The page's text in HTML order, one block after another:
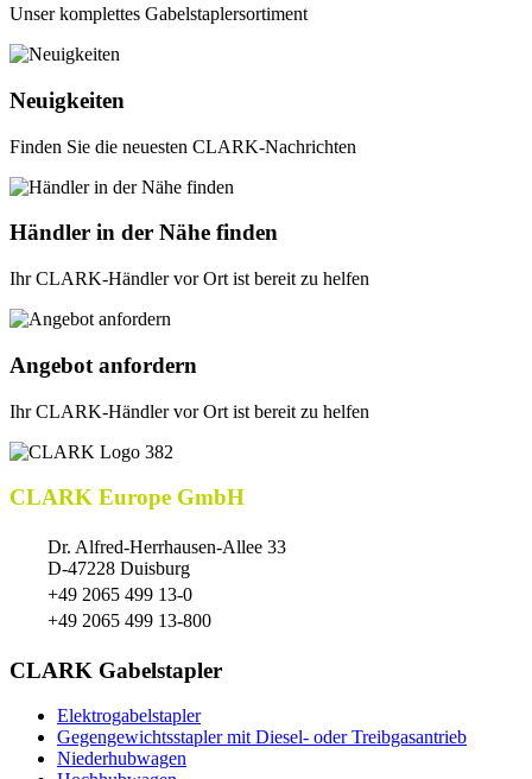
Unser komplettes Gabelstaplersortiment
Neuigkeiten
Finden Sie die neuesten CLARK-Nachrichten
Händler in der Nähe finden
Ihr CLARK-Händler vor Ort ist bereit zu helfen
Angebot anfordern
Ihr CLARK-Händler vor Ort ist bereit zu helfen
CLARK Europe GmbH
Dr. Alfred-Herrhausen-Allee 33
D-47228 Duisburg
+49 2065 499 13-0
+49 2065 499 13-800
CLARK Gabelstapler
Elektrogabelstapler
Gegengewichtsstapler mit Diesel- oder Treibgasantrieb
Niederhubwagen